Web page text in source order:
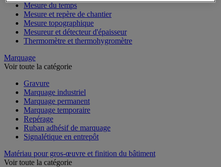
Mesure du temps
Mesure et repère de chantier
Mesure topographique
Mesureur et détecteur d'épaisseur
Thermomètre et thermohygromètre
Marquage
Voir toute la catégorie
Gravure
Marquage industriel
Marquage permanent
Marquage temporaire
Repérage
Ruban adhésif de marquage
Signalétique en entrepôt
Matériau pour gros-œuvre et finition du bâtiment
Voir toute la catégorie